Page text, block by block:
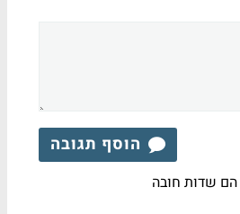
הוסף תגובה
הם שדות חובה